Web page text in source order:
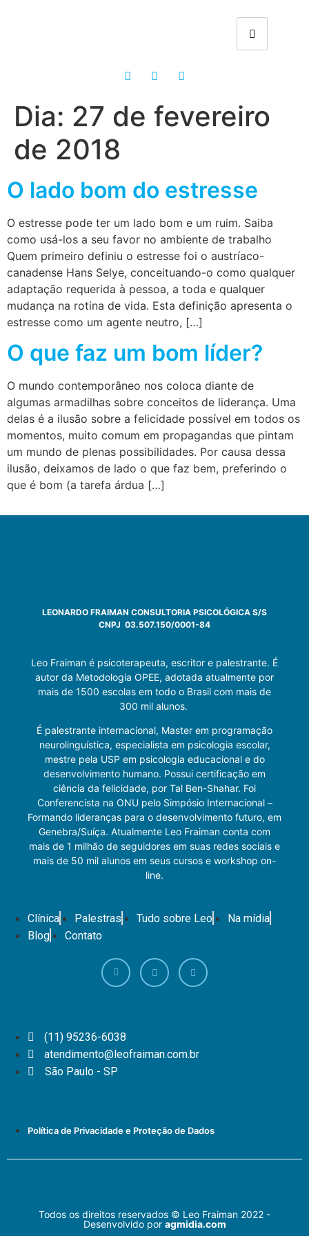
Dia: 27 de fevereiro
de 2018
O lado bom do estresse
O estresse pode ter um lado bom e um ruim. Saiba
como usá-los a seu favor no ambiente de trabalho
Quem primeiro definiu o estresse foi o austríaco-
canadense Hans Selye, conceituando-o como qualquer
adaptação requerida à pessoa, a toda e qualquer
mudança na rotina de vida. Esta definição apresenta o
estresse como um agente neutro, […]
O que faz um bom líder?
O mundo contemporâneo nos coloca diante de
algumas armadilhas sobre conceitos de liderança. Uma
delas é a ilusão sobre a felicidade possível em todos os
momentos, muito comum em propagandas que pintam
um mundo de plenas possibilidades. Por causa dessa
ilusão, deixamos de lado o que faz bem, preferindo o
que é bom (a tarefa árdua […]
LEONARDO FRAIMAN CONSULTORIA PSICOLÓGICA S/S
CNPJ 03.507.150/0001-84
Leo Fraiman é psicoterapeuta, escritor e palestrante. É
autor da Metodologia OPEE, adotada atualmente por
mais de 1500 escolas em todo o Brasil com mais de
300 mil alunos.
É palestrante internacional, Master em programação
neurolinguística, especialista em psicologia escolar,
mestre pela USP em psicologia educacional e do
desenvolvimento humano. Possui certificação em
ciência da felicidade, por Tal Ben-Shahar. Foi
Conferencista na ONU pelo Simpósio Internacional –
Formando lideranças para o desenvolvimento futuro, em
Genebra/Suíça. Atualmente Leo Fraiman conta com
mais de 1 milhão de seguidores em suas redes sociais e
mais de 50 mil alunos em seus cursos e workshop on-
line.
Clínica Palestras Tudo sobre Leo
Na mídia
Blog
Contato
(11) 95236-6038
atendimento@leofraiman.com.br
São Paulo - SP
Política de Privacidade e Proteção de Dados
Todos os direitos reservados © Leo Fraiman 2022 -
Desenvolvido por agmidia.com